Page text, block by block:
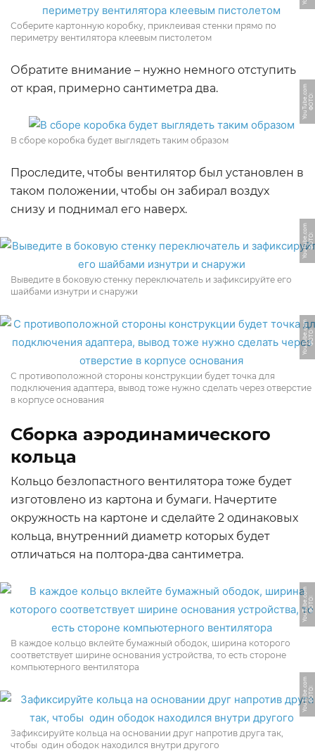
Соберите картонную коробку, приклеивая стенки прямо по
периметру вентилятора клеевым пистолетом
Обратите внимание – нужно немного отступить
от края, примерно сантиметра два.
Ф
О
Т
О:
Y
o
u
T
u
b
e.
c
o
m
В сборе коробка будет выглядеть таким образом
Проследите, чтобы вентилятор был установлен в
таком положении, чтобы он забирал воздух
снизу и поднимал его наверх.
Ф
О
Т
О:
Y
o
u
T
u
b
e.
c
o
m
Выведите в боковую стенку переключатель и зафиксируйте его
шайбами изнутри и снаружи
Ф
О
Т
О:
Y
o
u
T
u
b
e.
c
o
m
С противоположной стороны конструкции будет точка для
подключения адаптера, вывод тоже нужно сделать через отверстие
в корпусе основания
Сборка аэродинамического
кольца
Кольцо безлопастного вентилятора тоже будет
изготовлено из картона и бумаги. Начертите
окружность на картоне и сделайте 2 одинаковых
кольца, внутренний диаметр которых будет
отличаться на полтора-два сантиметра.
Ф
О
Т
О:
Y
o
u
T
u
b
e.
c
o
m
В каждое кольцо вклейте бумажный ободок, ширина которого
соответствует ширине основания устройства, то есть стороне
компьютерного вентилятора
Ф
О
Т
О:
Y
o
u
T
u
b
e.
c
o
m
Зафиксируйте кольца на основании друг напротив друга так,
чтобы один ободок находился внутри другого